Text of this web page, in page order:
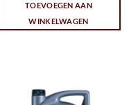
TOEVOEGEN AAN
WINKELWAGEN